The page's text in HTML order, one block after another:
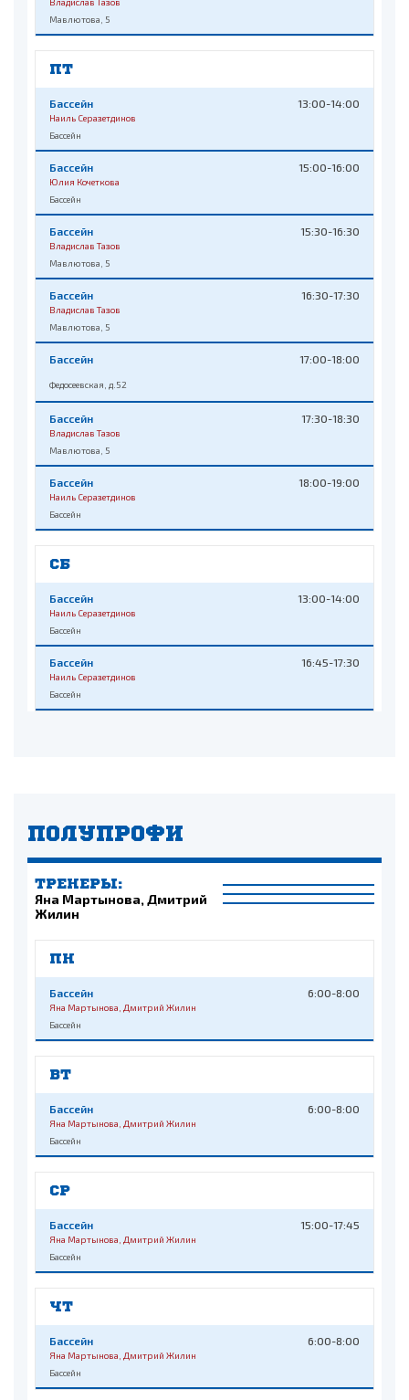
Мавлютова, 5
ПТ
Бассейн
Наиль Серазетдинов
13:00-14:00
Бассейн
Бассейн
Юлия Кочеткова
15:00-16:00
Бассейн
Бассейн
Владислав Тазов
15:30-16:30
Мавлютова, 5
Бассейн
Владислав Тазов
16:30-17:30
Мавлютова, 5
Бассейн 17:00-18:00
Федосеевская, д.52
Бассейн
Владислав Тазов
17:30-18:30
Мавлютова, 5
Бассейн
Наиль Серазетдинов
18:00-19:00
Бассейн
СБ
Бассейн
Наиль Серазетдинов
13:00-14:00
Бассейн
Бассейн
Наиль Серазетдинов
16:45-17:30
Бассейн
ПОЛУПРОФИ
ТРЕНЕРЫ:
Яна Мартынова, Дмитрий
Жилин
ПН
Бассейн
Яна Мартынова, Дмитрий Жилин
6:00-8:00
Бассейн
ВТ
Бассейн
Яна Мартынова, Дмитрий Жилин
6:00-8:00
Бассейн
СР
Бассейн
Яна Мартынова, Дмитрий Жилин
15:00-17:45
Бассейн
ЧТ
Бассейн
Яна Мартынова, Дмитрий Жилин
6:00-8:00
Бассейн